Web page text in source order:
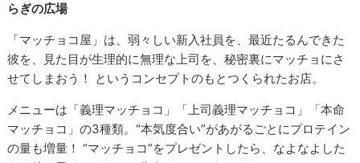
らぎの広場
「マッチョコ屋」は、弱々しい新入社員を、最近たるんできた
彼を、見た目が生理的に無理な上司を、秘密裏にマッチョにさ
せてしまおう！ というコンセプトのもとつくられたお店。
メニューは「義理マッチョコ」「上司義理マッチョコ」「本命
マッチョコ」の3種類。“本気度合い”があがるごとにプロテイン
の量も増量！ “マッチョコ”をプレゼントしたら、なよなよした